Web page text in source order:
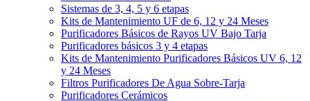
Sistemas de 3, 4, 5 y 6 etapas
Kits de Mantenimiento UF de 6, 12 y 24 Meses
Purificadores Básicos de Rayos UV Bajo Tarja
Purificadores básicos 3 y 4 etapas
Kits de Mantenimiento Purificadores Básicos UV 6, 12
y 24 Meses
Filtros Purificadores De Agua Sobre-Tarja
Purificadores Cerámicos